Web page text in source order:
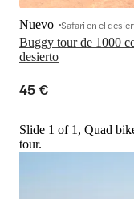
Buggy tour de 1000
desierto
Nuevo Safari en el
45 €
Slide 1 of 1, Quad
tour.